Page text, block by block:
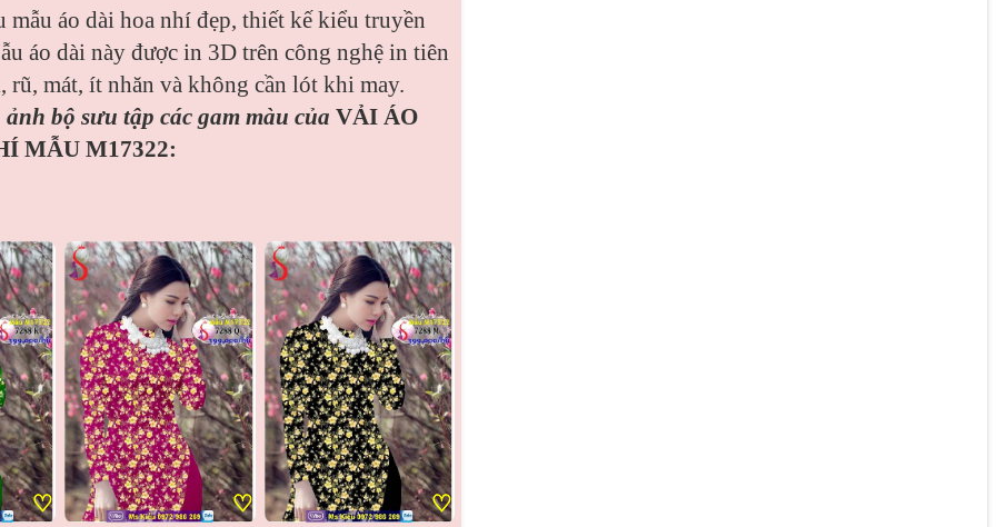
áo dài hoa nhí đẹp, thiết kế kiểu truyền
áo dài này được in 3D trên công nghệ in tiên
rũ, mát, ít nhăn và không cần lót khi may.
bộ sưu tập các gam màu của VẢI ÁO
MẪU M17322:
♡ ♡ ♡